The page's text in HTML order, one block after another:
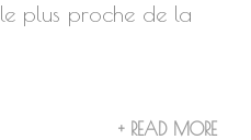
le plus proche de la
+ READ MORE